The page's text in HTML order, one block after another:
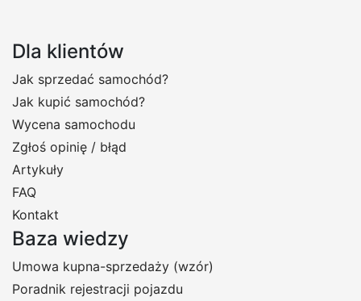
Dla klientów
Jak sprzedać samochód?
Jak kupić samochód?
Wycena samochodu
Zgłoś opinię / błąd
Artykuły
FAQ
Kontakt
Baza wiedzy
Umowa kupna-sprzedaży (wzór)
Poradnik rejestracji pojazdu